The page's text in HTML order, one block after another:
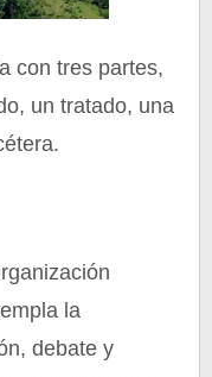
con tres partes,
un tratado, una
la
debate y